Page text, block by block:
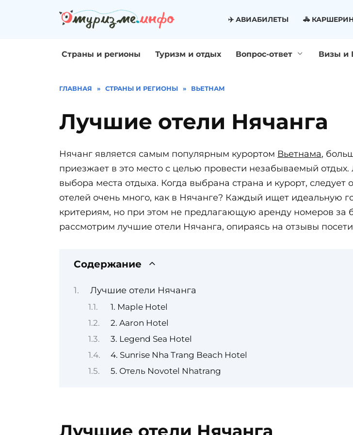
✈️ АВИАБИЛЕТЫ 🚓
Страны и регионы Туризм и отдых Вопрос-ответ Визы и
ГЛАВНАЯ » СТРАНЫ И РЕГИОНЫ » ВЬЕТНАМ
Лучшие отели Нячанга
Нячанг является самым популярным курортом Вьетнама,
приезжает в это место с целью провести незабываемый
выбора места отдыха. Когда выбрана страна и курорт, следует
отелей очень много, как в Нячанге? Каждый ищет идеальную
критериям, но при этом не предлагающую аренду номеров за
рассмотрим лучшие отели Нячанга, опираясь на отзывы
Содержание
Лучшие отели Нячанга
1. Maple Hotel
2. Aaron Hotel
3. Legend Sea Hotel
4. Sunrise Nha Trang Beach Hotel
5. Отель Novotel Nhatrang